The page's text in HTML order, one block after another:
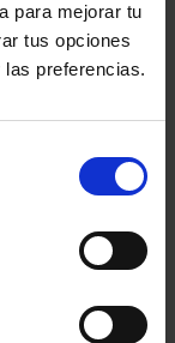
para mejorar tu
tus opciones
preferencias.